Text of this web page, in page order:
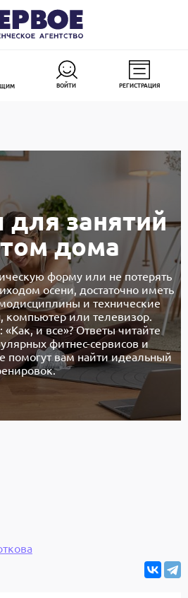
ВОЙТИ РЕГИСТРАЦИЯ
занятий
дома
форму или не потерять
осени, достаточно иметь
и технические
компьютер или телевизор.
и все»? Ответы читайте
фитнес-сервисов и
помогут вам найти идеальный